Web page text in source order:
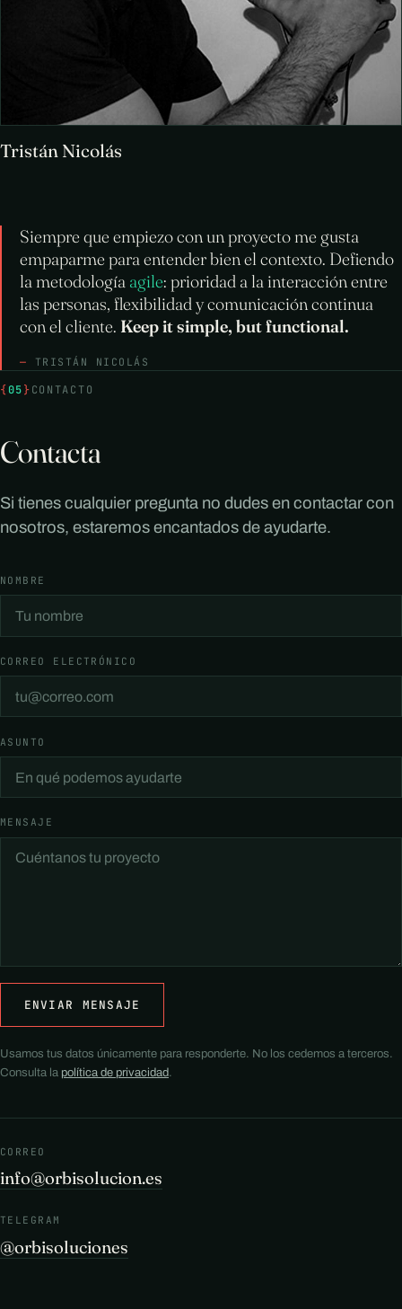
Tristán Nicolás
Siempre que empiezo con un proyecto me gusta
empaparme para entender bien el contexto. Defiendo
la metodología agile: prioridad a la interacción entre
las personas, flexibilidad y comunicación continua
con el cliente. Keep it simple, but functional.
TRISTÁN NICOLÁS
{05}CONTACTO
Contacta
Si tienes cualquier pregunta no dudes en contactar con
nosotros, estaremos encantados de ayudarte.
NOMBRE
CORREO ELECTRÓNICO
ASUNTO
MENSAJE
ENVIAR MENSAJE
Usamos tus datos únicamente para responderte. No los cedemos a terceros.
Consulta la política de privacidad.
CORREO
info@orbisolucion.es
TELEGRAM
@orbisoluciones